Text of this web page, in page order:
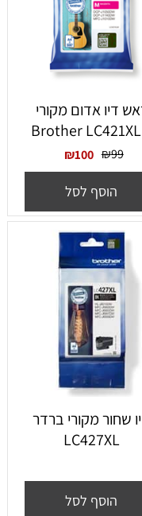
דיו אדום מקורי
Brother
₪99
₪100
הוסף לסל
שחור מקורי ברדר
LC427XL
הוסף לסל